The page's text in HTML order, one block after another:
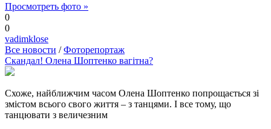
Просмотреть фото »
0
0
vadimklose
Все новости /Фоторепортаж
Скандал! Олена Шоптенко вагітна?
Схоже, найближчим часом Олена Шоптенко попрощається зі
змістом всього свого життя – з танцями. І все тому, що
танцювати з величезним